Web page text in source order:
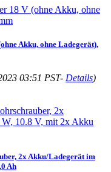
Akku, ohne Ladegerät),
03:51 PST- Details)
2x Akku/Ladegerät im
Ah